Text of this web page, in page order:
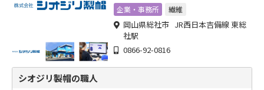
る会社でありたい
企業・事務所 繊維
岡山県総社市 JR西日本吉備線 東総
社駅
0866-92-0816
シオジリ製帽の職人